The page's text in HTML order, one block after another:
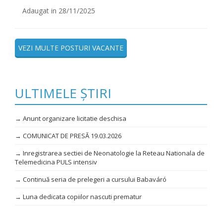
Adaugat in 28/11/2025
VEZI MULTE POSTURI VACANTE
ULTIMELE ȘTIRI
→ Anunt organizare licitatie deschisa
→ COMUNICAT DE PRESĂ 19.03.2026
→ Inregistrarea sectiei de Neonatologie la Reteau Nationala de
Telemedicina PULS intensiv
→ Continuă seria de prelegeri a cursului Babaváró
→ Luna dedicata copiilor nascuti prematur